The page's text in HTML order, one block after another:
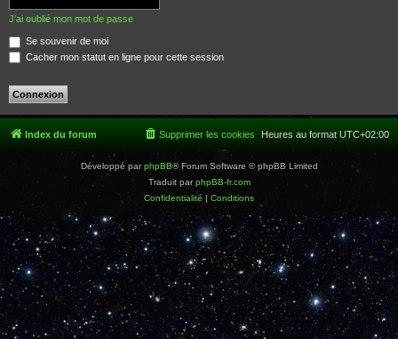
J’ai oublié mon mot de passe
Se souvenir de moi
Cacher mon statut en ligne pour cette session
Index du forum Heures au format UTC+02:00
Supprimer les cookies
Développé parphpBB® Forum Software © phpBB Limited
Traduit parphpBB-fr.com
Confidentialité | Conditions